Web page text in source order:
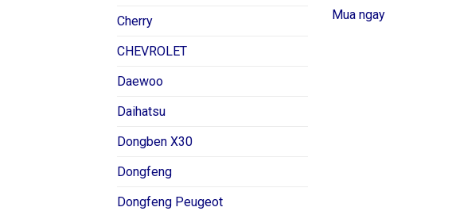
Cherry
CHEVROLET
Daewoo
Daihatsu
Dongben X30
Dongfeng
Dongfeng Peugeot
Mua ngay